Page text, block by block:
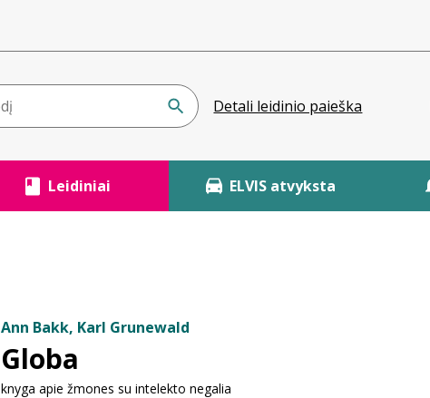
Detali leidinio paieška
Leidiniai ELVIS atvyksta
Ann Bakk, Karl Grunewald
Globa
knyga apie žmones su intelekto negalia